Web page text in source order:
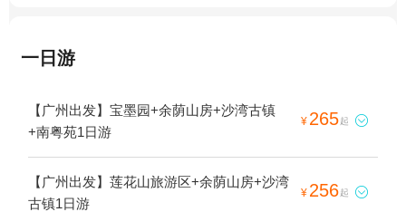
一日游
【广州出发】宝墨园+余荫山房+沙湾古镇
+南粤苑1日游
¥ 265起 
【广州出发】莲花山旅游区+余荫山房+沙湾
古镇1日游
¥ 256起 